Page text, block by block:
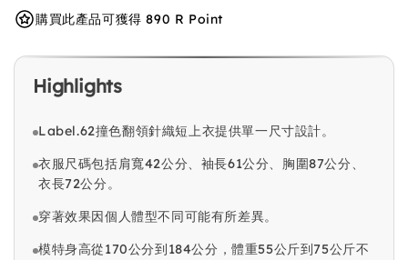
購買此產品可獲得 890 R Point
Highlights
Label.62撞色翻領針織短上衣提供單一尺寸設計。
衣服尺碼包括肩寬42公分、袖長61公分、胸圍87公分、
衣長72公分。
穿著效果因個人體型不同可能有所差異。
模特身高從170公分到184公分，體重55公斤到75公斤不